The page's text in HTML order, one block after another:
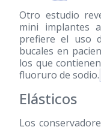
Otro estudio
mini implantes
prefiere el uso
bucales en
los que
fluoruro de sodio.
Elásticos
Los